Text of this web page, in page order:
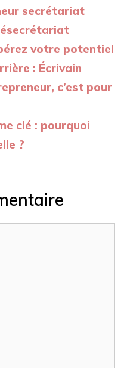
secrétariat
votre potentiel
: Écrivain
c’est pour
clé : pourquoi
?